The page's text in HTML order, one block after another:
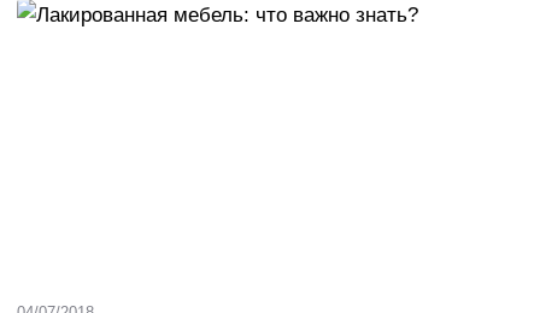
приходит пора брать все в свои руки. К сожалению,